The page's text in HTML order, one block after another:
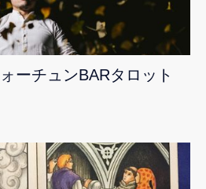
チュンBARタロット